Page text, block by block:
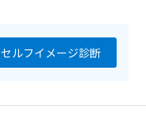
セルフイメージ診断